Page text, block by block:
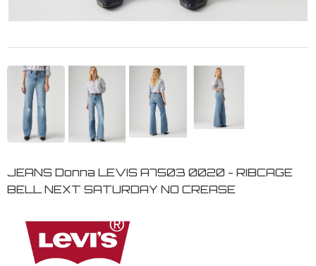
JEANS Donna LEVIS A7503 0020 - RIBCAGE
BELL NEXT SATURDAY NO CREASE